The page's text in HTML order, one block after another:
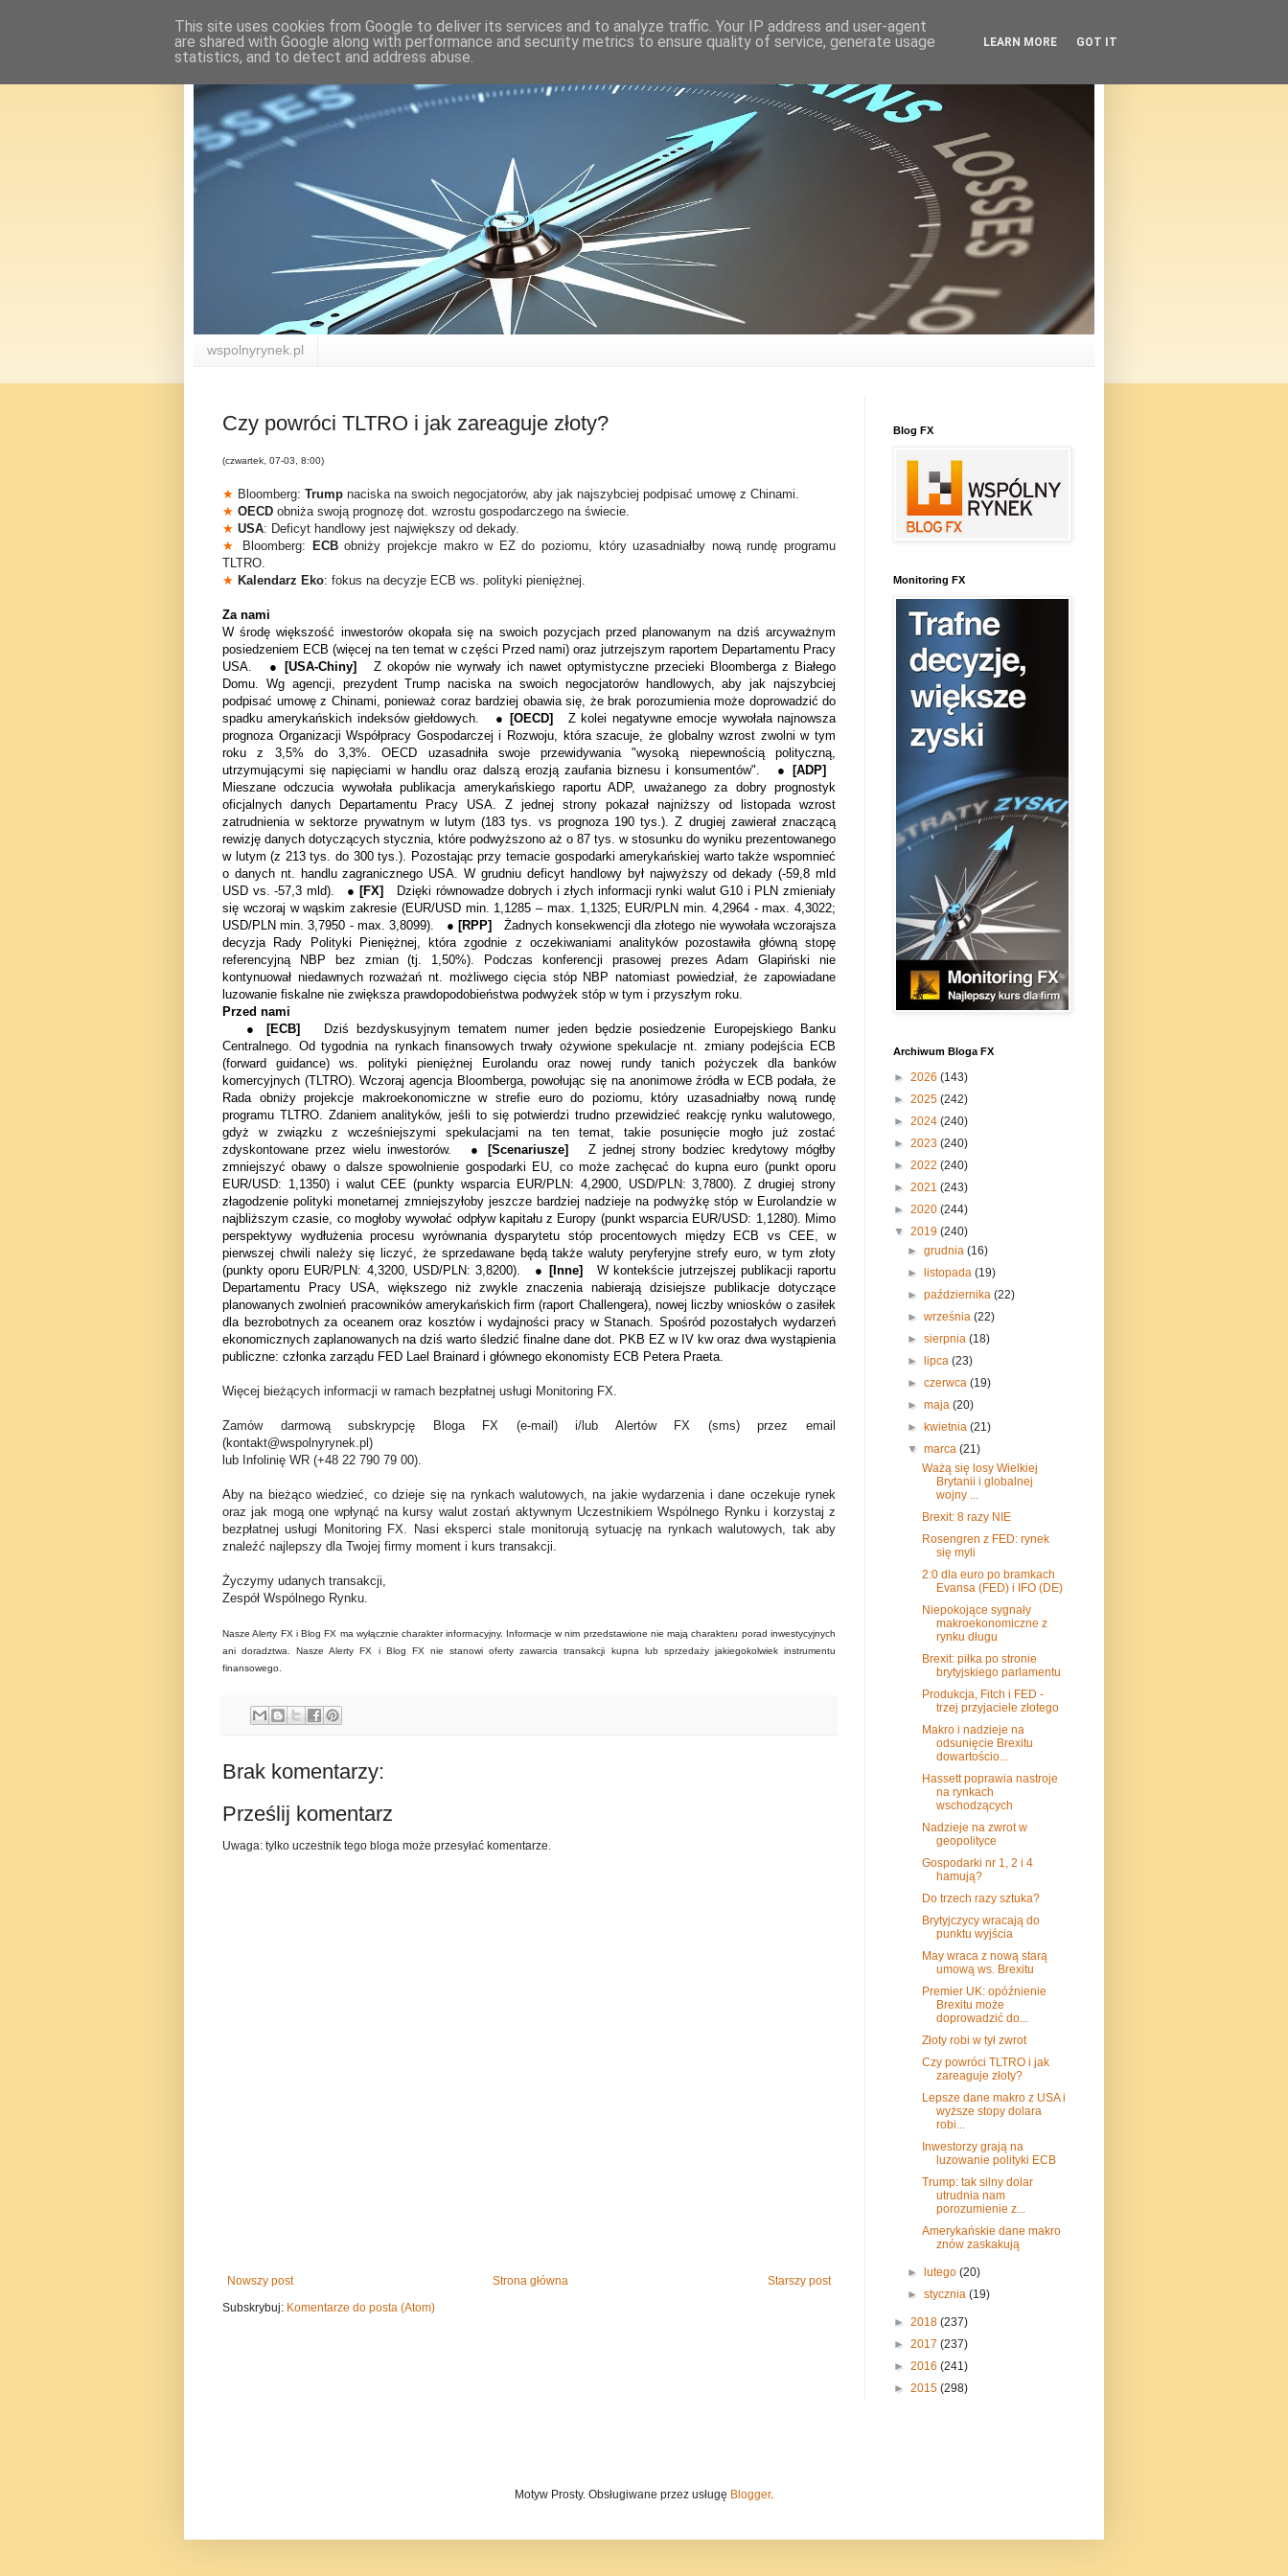
wspolnyrynek.pl
Czy powróci TLTRO i jak zareaguje złoty?
(czwartek, 07-03, 8:00)
★ Bloomberg: Trump naciska na swoich negocjatorów, aby jak najszybciej podpisać umowę z Chinami.
★ OECD obniża swoją prognozę dot. wzrostu gospodarczego na świecie.
★ USA: Deficyt handlowy jest największy od dekady.
★
Bloomberg: ECBobniży projekcje makro w EZ do poziomu, który uzasadniałby nową rundę programu
TLTRO.
★ Kalendarz Eko: fokus na decyzje ECB ws. polityki pieniężnej.
Za nami
W środę większość inwestorów okopała się na swoich pozycjach przed planowanym na dziś arcyważnym
posiedzeniem ECB (więcej na ten temat w części Przed nami) oraz jutrzejszym raportem Departamentu Pracy
USA. ●
[USA-Chiny] Z okopów nie wyrwały ich nawet optymistyczne przecieki Bloomberga z Białego
Domu. Wg agencji, prezydent Trump naciska na swoich negocjatorów handlowych, aby jak najszybciej
podpisać umowę z Chinami, ponieważ coraz bardziej obawia się, że brak porozumienia może doprowadzić do
spadku amerykańskich indeksów giełdowych. ●
[OECD] Z kolei negatywne emocje wywołała najnowsza
prognoza Organizacji Współpracy Gospodarczej i Rozwoju, która szacuje, że globalny wzrost zwolni w tym
roku z 3,5% do 3,3%. OECD uzasadniła swoje przewidywania "wysoką niepewnością polityczną,
utrzymującymi się napięciami w handlu oraz dalszą erozją zaufania biznesu i konsumentów". ●
[ADP]
Mieszane odczucia wywołała publikacja amerykańskiego raportu ADP, uważanego za dobry prognostyk
oficjalnych danych Departamentu Pracy USA. Z jednej strony pokazał najniższy od listopada wzrost
zatrudnienia w sektorze prywatnym w lutym (183 tys. vs prognoza 190 tys.). Z drugiej zawierał znaczącą
rewizję danych dotyczących stycznia, które podwyższono aż o 87 tys. w stosunku do wyniku prezentowanego
w lutym (z 213 tys. do 300 tys.). Pozostając przy temacie gospodarki amerykańskiej warto także wspomnieć
o danych nt. handlu zagranicznego USA. W grudniu deficyt handlowy był najwyższy od dekady (-59,8 mld
USD vs. -57,3 mld). ● [FX]
Dzięki równowadze dobrych i złych informacji rynki walut G10 i PLN zmieniały
się wczoraj w wąskim zakresie (EUR/USD min. 1,1285 – max. 1,1325; EUR/PLN min. 4,2964 - max. 4,3022;
USD/PLN min. 3,7950 - max. 3,8099). ● [RPP] Żadnych konsekwencji dla złotego nie wywołała wczorajsza
decyzja Rady Polityki Pieniężnej, która zgodnie z oczekiwaniami analityków pozostawiła główną stopę
referencyjną NBP bez zmian (tj. 1,50%). Podczas konferencji prasowej prezes Adam Glapiński nie
kontynuował niedawnych rozważań nt. możliwego cięcia stóp NBP natomiast powiedział, że zapowiadane
luzowanie fiskalne nie zwiększa prawdopodobieństwa podwyżek stóp w tym i przyszłym roku.
Przed nami
●
[ECB]
Dziś bezdyskusyjnym tematem numer jeden będzie posiedzenie Europejskiego Banku
Centralnego. Od tygodnia na rynkach finansowych trwały ożywione spekulacje nt. zmiany podejścia ECB
(forward guidance) ws. polityki pieniężnej Eurolandu oraz nowej rundy tanich pożyczek dla banków
komercyjnych (TLTRO). Wczoraj agencja Bloomberga, powołując się na anonimowe źródła w ECB podała, że
Rada obniży projekcje makroekonomiczne w strefie euro do poziomu, który uzasadniałby nową rundę
programu TLTRO. Zdaniem analityków, jeśli to się potwierdzi trudno przewidzieć reakcję rynku walutowego,
gdyż w związku z wcześniejszymi spekulacjami na ten temat, takie posunięcie mogło już zostać
zdyskontowane przez wielu inwestorów. ●
[Scenariusze]
Z jednej strony bodziec kredytowy mógłby
zmniejszyć obawy o dalsze spowolnienie gospodarki EU, co może zachęcać do kupna euro (punkt oporu
EUR/USD: 1,1350) i walut CEE (punkty wsparcia EUR/PLN: 4,2900, USD/PLN: 3,7800). Z drugiej strony
złagodzenie polityki monetarnej zmniejszyłoby jeszcze bardziej nadzieje na podwyżkę stóp w Eurolandzie w
najbliższym czasie, co mogłoby wywołać odpływ kapitału z Europy (punkt wsparcia EUR/USD: 1,1280). Mimo
perspektywy wydłużenia procesu wyrównania dysparytetu stóp procentowych między ECB vs CEE, w
pierwszej chwili należy się liczyć, że sprzedawane będą także waluty peryferyjne strefy euro, w tym złoty
(punkty oporu EUR/PLN: 4,3200, USD/PLN: 3,8200). ●
[Inne]
W kontekście jutrzejszej publikacji raportu
Departamentu Pracy USA, większego niż zwykle znaczenia nabierają dzisiejsze publikacje dotyczące
planowanych zwolnień pracowników amerykańskich firm (raport Challengera), nowej liczby wniosków o zasiłek
dla bezrobotnych za oceanem oraz kosztów i wydajności pracy w Stanach. Spośród pozostałych wydarzeń
ekonomicznych zaplanowanych na dziś warto śledzić finalne dane dot. PKB EZ w IV kw oraz dwa wystąpienia
publiczne: członka zarządu FED Lael Brainard i głównego ekonomisty ECB Petera Praeta.
Więcej bieżących informacji w ramach bezpłatnej usługi Monitoring FX.
Zamów darmową subskrypcję Bloga FX (e-mail) i/lub Alertów FX (sms) przez email
(kontakt@wspolnyrynek.pl)
lub Infolinię WR (+48 22 790 79 00).
Aby na bieżąco wiedzieć, co dzieje się na rynkach walutowych, na jakie wydarzenia i dane oczekuje rynek
oraz jak mogą one wpłynąć na kursy walut zostań aktywnym Uczestnikiem Wspólnego Rynku i korzystaj z
bezpłatnej usługi Monitoring FX. Nasi eksperci stale monitorują sytuację na rynkach walutowych, tak aby
znaleźć najlepszy dla Twojej firmy moment i kurs transakcji.
Życzymy udanych transakcji,
Zespół Wspólnego Rynku.
Nasze Alerty FX i Blog FX ma wyłącznie charakter informacyjny. Informacje w nim przedstawione nie mają charakteru porad inwestycyjnych
ani doradztwa. Nasze Alerty FX i Blog FX nie stanowi oferty zawarcia transakcji kupna lub sprzedaży jakiegokolwiek instrumentu
finansowego.
Brak komentarzy:
Prześlij komentarz
Uwaga: tylko uczestnik tego bloga może przesyłać komentarze.
Nowszy post Starszy post
Strona główna
Subskrybuj: Komentarze do posta (Atom)
Blog FX
Monitoring FX
Archiwum Bloga FX
► 2026 (143)
► 2025 (242)
► 2024 (240)
► 2023 (240)
► 2022 (240)
► 2021 (243)
► 2020 (244)
▼ 2019 (240)
►grudnia(16)
►listopada(19)
►października(22)
►września(22)
►sierpnia(18)
►lipca(23)
►czerwca(19)
►maja(20)
►kwietnia(21)
▼marca(21)
Ważą się losy Wielkiej
Brytanii i globalnej
wojny ...
Brexit: 8 razy NIE
Rosengren z FED: rynek
się myli
2:0 dla euro po bramkach
Evansa (FED) i IFO (DE)
Niepokojące sygnały
makroekonomiczne z
rynku długu
Brexit: piłka po stronie
brytyjskiego parlamentu
Produkcja, Fitch i FED -
trzej przyjaciele złotego
Makro i nadzieje na
odsunięcie Brexitu
dowartościo...
Hassett poprawia nastroje
na rynkach
wschodzących
Nadzieje na zwrot w
geopolityce
Gospodarki nr 1, 2 i 4
hamują?
Do trzech razy sztuka?
Brytyjczycy wracają do
punktu wyjścia
May wraca z nową starą
umową ws. Brexitu
Premier UK: opóźnienie
Brexitu może
doprowadzić do...
Złoty robi w tył zwrot
Czy powróci TLTRO i jak
zareaguje złoty?
Lepsze dane makro z USA i
wyższe stopy dolara
robi...
Inwestorzy grają na
luzowanie polityki ECB
Trump: tak silny dolar
utrudnia nam
porozumienie z...
Amerykańskie dane makro
znów zaskakują
►lutego(20)
►stycznia(19)
► 2018 (237)
► 2017 (237)
► 2016 (241)
► 2015 (298)
Motyw Prosty. Obsługiwane przez usługę Blogger.
This site uses cookies from Google to deliver its services and to analyze traffic. Your IP address and user-agent
are shared with Google along with performance and security metrics to ensure quality of service, generate usage
statistics, and to detect and address abuse.
LEARN MORE GOT IT